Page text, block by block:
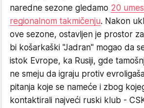
naredne sezone gledamo 20
regionalnom takmičenju. Nakon
ove sezone, ostavljen je prostor
bi košarkaški "Jadran" mogao da
istok Evrope, ka Rusiji, gde
ne smeju da igraju protiv
pitanja koje se nameće i zbog
kontaktirali najveći ruski klub -